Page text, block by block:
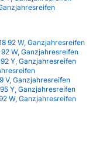
92 W, Ganzjahresreifen
W, Ganzjahresreifen
Y, Ganzjahresreifen
V, Ganzjahresreifen
Y, Ganzjahresreifen
W, Ganzjahresreifen